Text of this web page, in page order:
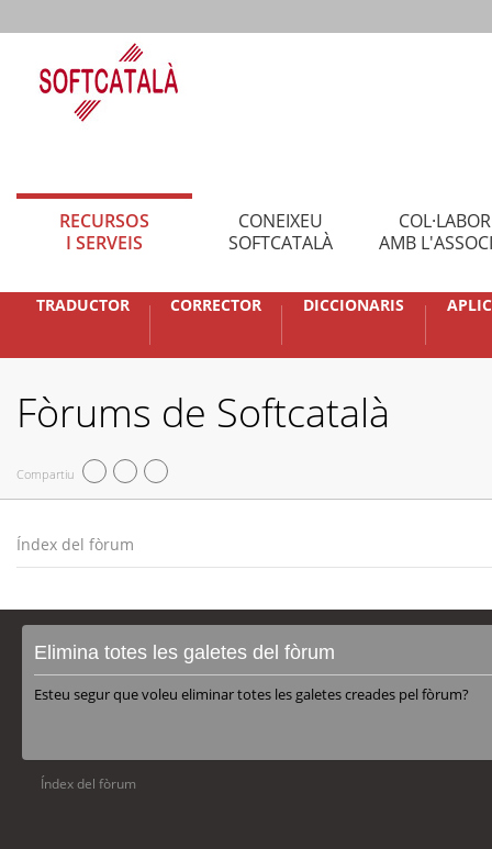
RECURSOS
I SERVEIS
CONEIXEU
SOFTCATALÀ
AMB
TRADUCTOR CORRECTOR DICCIONARIS
Fòrums de Softcatalà
Compartiu
Índex del fòrum
Elimina totes les galetes del fòrum
Esteu segur que voleu eliminar totes les galetes creades pel fòrum?
Índex del fòrum